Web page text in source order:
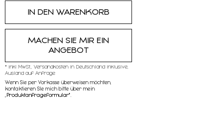
MACHEN SIE MIR EIN
ANGEBOT
* inkl MwSt,, Versandkosten in Deutschland inklusive,
Ausland auf Anfrage
Wenn Sie per Vorkasse überweisen möchten,
kontaktieren SIe mich bitte über mein
Produktanfrageformular"